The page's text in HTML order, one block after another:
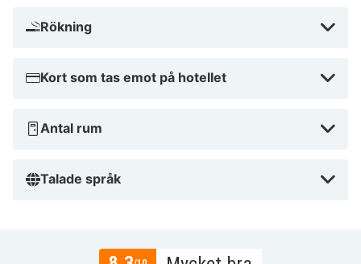
Rökning
Kort som tas emot på hotellet
Antal rum
Talade språk